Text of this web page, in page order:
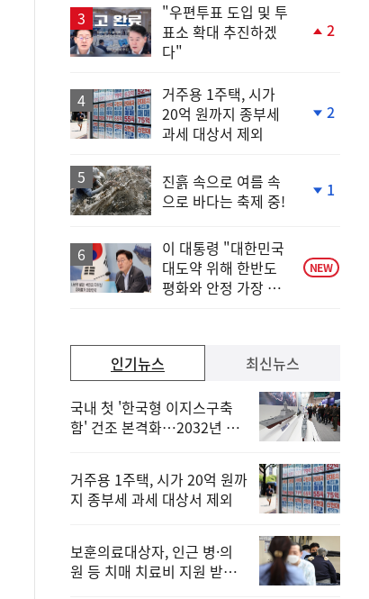
"우편투표 도입 및 투
표소 확대 추진하겠
다"
2
거주용 1주택, 시가
20억 원까지 종부세
과세 대상서 제외
2
진흙 속으로 여름 속
으로 바다는 축제 중!
1
이 대통령 "대한민국
대도약 위해 한반도
평화와 안정 가장 중
NEW
인기뉴스
국내 첫 '한국형 이지스구축
함' 건조 본격화…2032년 해
거주용 1주택, 시가 20억 원까
지 종부세 과세 대상서 제외
보훈의료대상자, 인근 병·의
원 등 치매 치료비 지원 받을
최신뉴스